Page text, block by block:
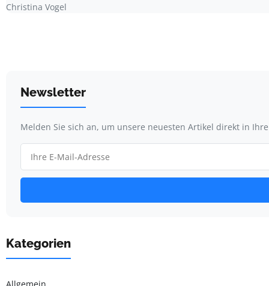
Christina Vogel
Newsletter
Melden Sie sich an, um unsere neuesten Artikel direkt in
Kategorien